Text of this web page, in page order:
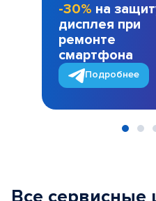
-30% на
дисплея при
ремонте
смартфона
Подробнее